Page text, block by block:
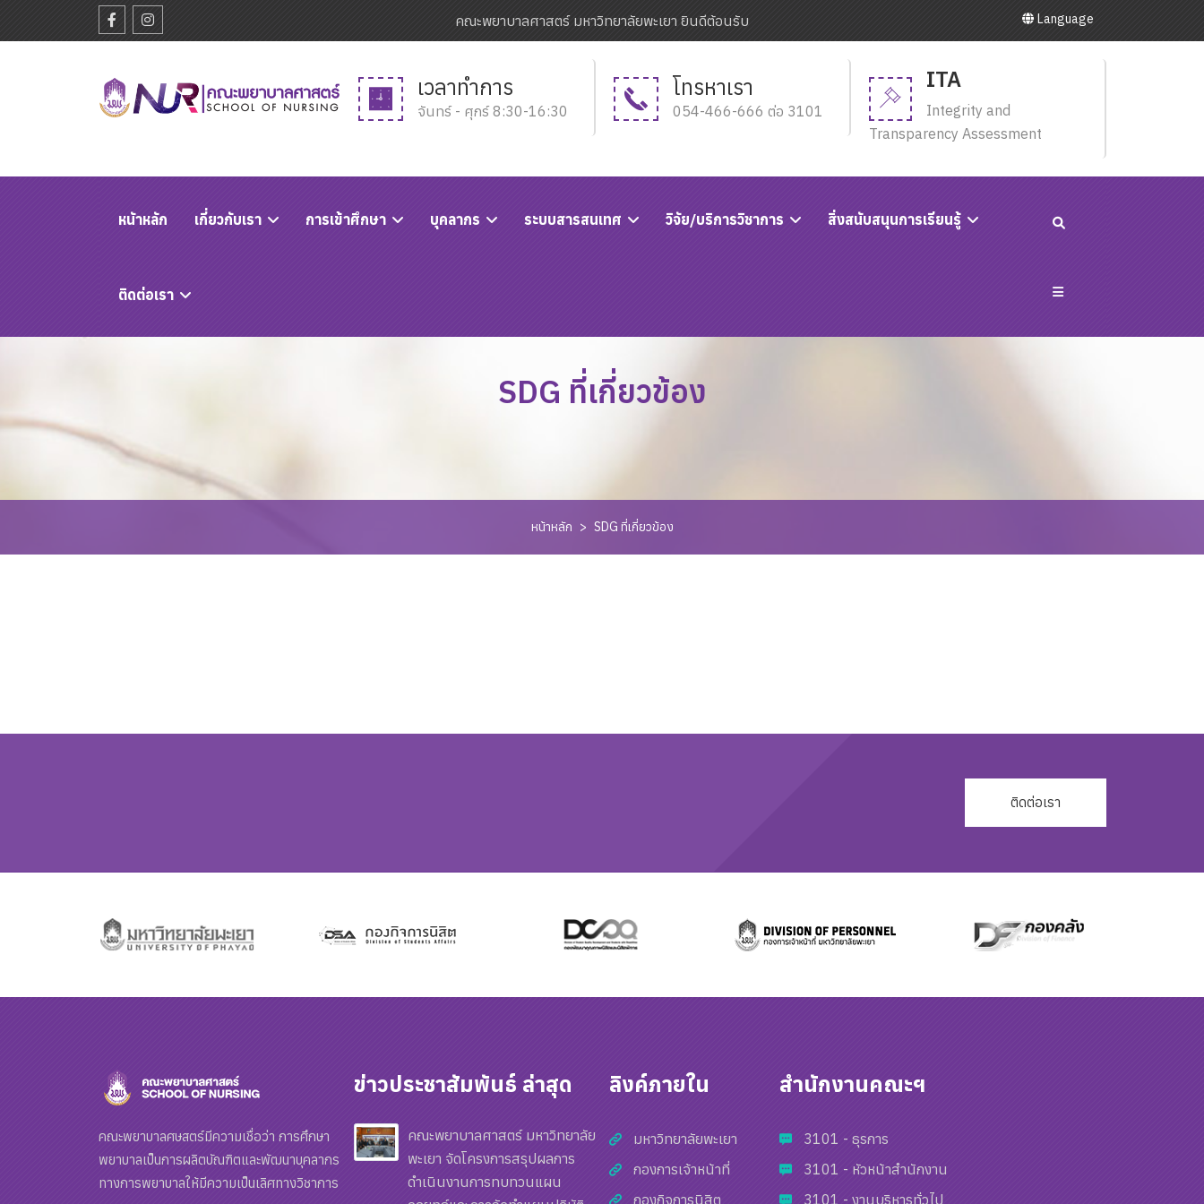
คณะพยาบาลศาสตร์ มหาวิทยาลัยพะเยา ยินดีต้อนรับ Language
เวลาทำการ
จันทร์ - ศุกร์ 8:30-16:30
โทรหาเรา
054-466-666 ต่อ 3101
ITA
Integrity and
Transparency Assessment
หนัาหลัก เกี่ยวกับเรา การเข้าศึกษา บุคลากร ระบบสารสนเทศ วิจัย/บริการวิชาการ สิ่งสนับสนุนการเรียนรู้
ติดต่อเรา
SDG ที่เกี่ยวข้อง
หน้าหลัก > SDG ที่เกี่ยวข้อง
ติดต่อเรา
คณะพยาบาลศษสตร์มีความเชื่อว่า การศึกษา
พยาบาลเป็นการผลิตบัณฑิตและพัฒนาบุคลากร
ทางการพยาบาลให้มีความเป็นเลิศทางวิชาการ
ข่าวประชาสัมพันธ์ ล่าสุด
คณะพยาบาลศาสตร์ มหาวิทยาลัย
พะเยา จัดโครงการสรุปผลการ
ดำเนินงานการทบทวนแผน
ลิงค์ภายใน
มหาวิทยาลัยพะเยา
กองการเจ้าหน้าที่
กองกิจการนิสิต
สำนักงานคณะฯ
3101 - ธุรการ
3101 - หัวหน้าสำนักงาน
3101 - งานบริหารทั่วไป